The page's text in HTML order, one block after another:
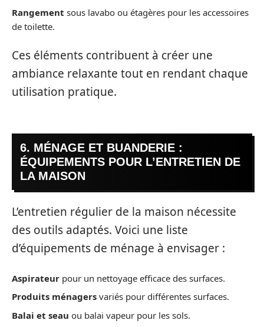
Rangement sous lavabo ou étagères pour les accessoires
de toilette.
Ces éléments contribuent à créer une
ambiance relaxante tout en rendant chaque
utilisation pratique.
6. MÉNAGE ET BUANDERIE :
ÉQUIPEMENTS POUR L’ENTRETIEN DE
LA MAISON
L’entretien régulier de la maison nécessite
des outils adaptés. Voici une liste
d’équipements de ménage à envisager :
Aspirateur pour un nettoyage efficace des surfaces.
Produits ménagers variés pour différentes surfaces.
Balai et seau ou balai vapeur pour les sols.